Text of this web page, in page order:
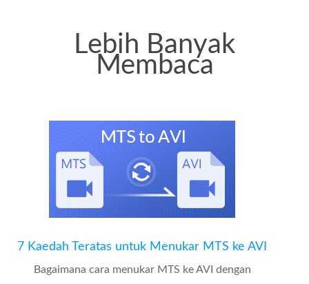
Lebih Banyak
Membaca
7 Kaedah Teratas untuk Menukar MTS ke AVI
Bagaimana cara menukar MTS ke AVI dengan